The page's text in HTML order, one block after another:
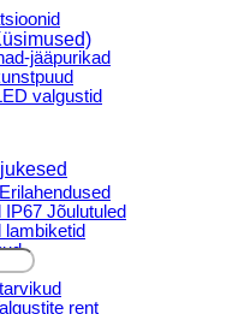
jääpurikad
valgustid
Jõulutuled
lambiketid
rent